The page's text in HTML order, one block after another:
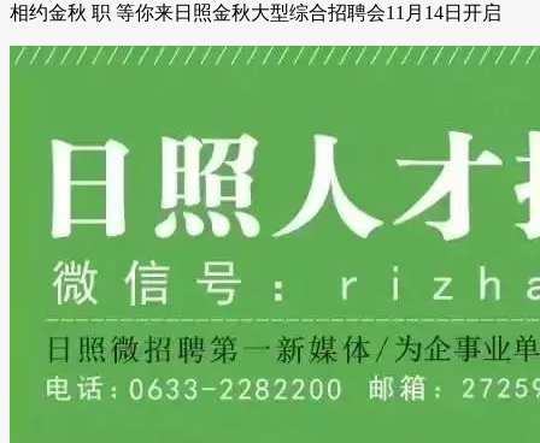
相约金秋 职 等你来日照金秋大型综合招聘会11月14日开启